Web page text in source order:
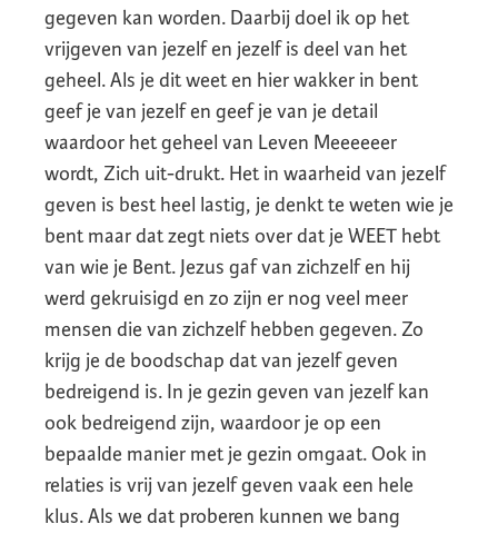
gegeven kan worden. Daarbij doel ik op het
vrijgeven van jezelf en jezelf is deel van het
geheel. Als je dit weet en hier wakker in bent
geef je van jezelf en geef je van je detail
waardoor het geheel van Leven Meeeeeer
wordt, Zich uit-drukt. Het in waarheid van jezelf
geven is best heel lastig, je denkt te weten wie je
bent maar dat zegt niets over dat je WEET hebt
van wie je Bent. Jezus gaf van zichzelf en hij
werd gekruisigd en zo zijn er nog veel meer
mensen die van zichzelf hebben gegeven. Zo
krijg je de boodschap dat van jezelf geven
bedreigend is. In je gezin geven van jezelf kan
ook bedreigend zijn, waardoor je op een
bepaalde manier met je gezin omgaat. Ook in
relaties is vrij van jezelf geven vaak een hele
klus. Als we dat proberen kunnen we bang